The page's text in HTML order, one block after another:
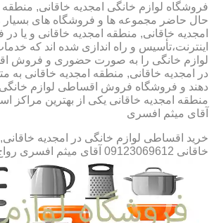
فروشگاه لوازم خانگی امجدیه خاقانی, منطقه
حال حاضر مجموعه ها و فروشگاه های بسیار
امجدیه خاقانی, منطقه امجدیه خاقانی و یا
اینترنت،تأسیس و راه اندازی شده اند که
لوازم خانگی را به صورت حضوری و فروش
در امجدیه خاقانی, منطقه امجدیه خاقانی به
دهند و فروشگاه فروش اقساطی لوازم خانگی
آقای میثم افسری
خرید اقساطی لوازم خانگی در امجدیه
خاقانی 09123069612 آقای میثم افسری